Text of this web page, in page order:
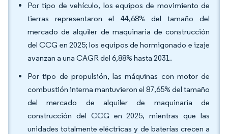
Por tipo de vehículo, los equipos de movimiento de
tierras representaron el 44,68% del tamaño del
mercado de alquiler de maquinaria de construcción
del CCG en 2025; los equipos de hormigonado e izaje
avanzan a una CAGR del 6,88% hasta 2031.
Por tipo de propulsión, las máquinas con motor de
combustión interna mantuvieron el 87,65% del tamaño
del mercado de alquiler de maquinaria de
construcción del CCG en 2025, mientras que las
unidades totalmente eléctricas y de baterías crecen a